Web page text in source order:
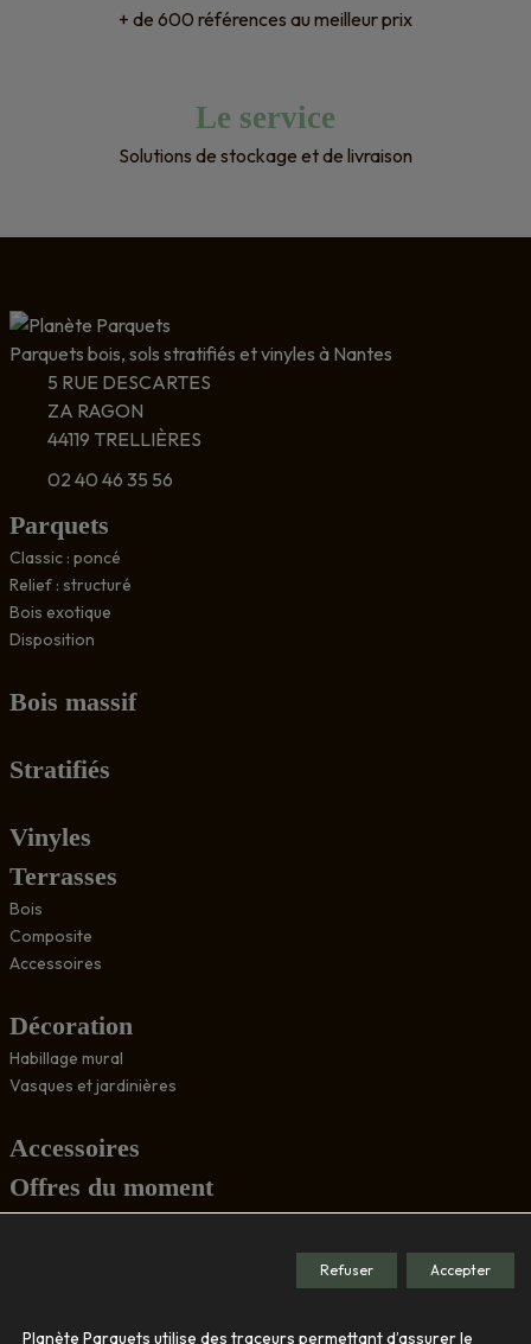
+ de 600 références au meilleur prix
Le service
Solutions de stockage et de livraison
Parquets bois, sols stratifiés et vinyles à Nantes
5 RUE DESCARTES
ZA RAGON
44119 TRELLIÈRES
02 40 46 35 56
Parquets
Classic : poncé
Relief : structuré
Bois exotique
Disposition
Bois massif
Stratifiés
Vinyles
Terrasses
Bois
Composite
Accessoires
Décoration
Habillage mural
Vasques et jardinières
Accessoires
Offres du moment
Planète Parquets utilise des traceurs permettant d’assurer le
Accepter
Refuser